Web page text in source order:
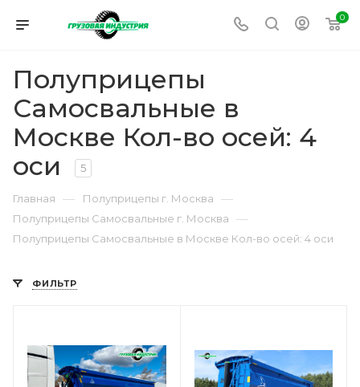
0
Полуприцепы
Самосвальные в
Москве Кол-во осей: 4
оси
5
Главная — Полуприцепы г. Москва —
Полуприцепы Самосвальные г. Москва —
Полуприцепы Самосвальные в Москве Кол-во осей: 4 оси
ФИЛЬТР